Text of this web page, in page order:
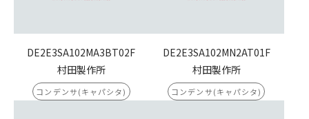
DE2E3SA102MA3BT02F
村田製作所
コンデンサ(キャパシタ)
DE2E3SA102MN2AT01F
村田製作所
コンデンサ(キャパシタ)